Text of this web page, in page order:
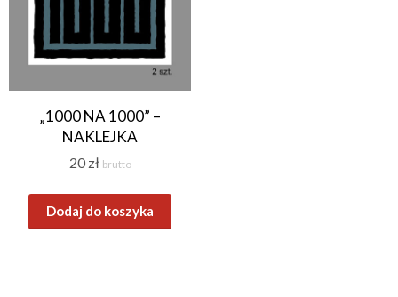
„1000 NA 1000” –
NAKLEJKA
20 zł brutto
Dodaj do koszyka